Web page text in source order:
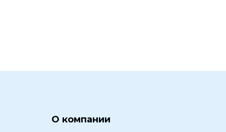
О компании